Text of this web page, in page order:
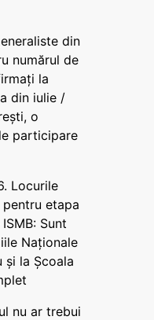
din
numărul de
la
din iulie /
o
participare
Locurile
etapa
Sunt
Naționale
și la Școala
nu ar trebui